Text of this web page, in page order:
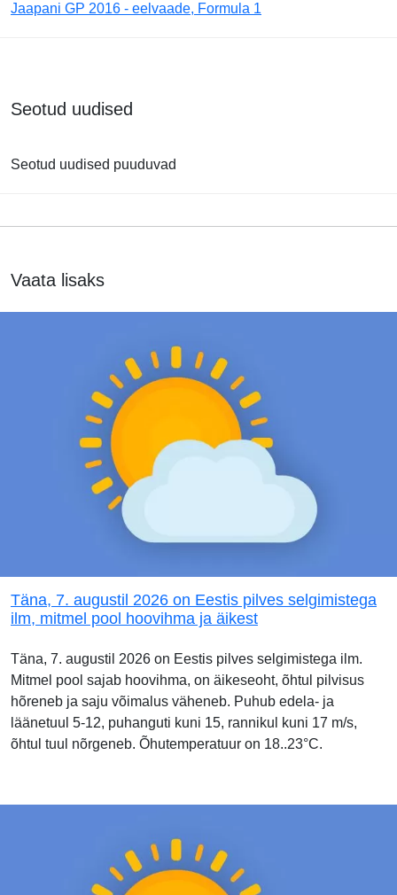
Jaapani GP 2016 - eelvaade, Formula 1
Seotud uudised
Seotud uudised puuduvad
Vaata lisaks
Täna, 7. augustil 2026 on Eestis pilves selgimistega
ilm, mitmel pool hoovihma ja äikest
Täna, 7. augustil 2026 on Eestis pilves selgimistega ilm.
Mitmel pool sajab hoovihma, on äikeseoht, õhtul pilvisus
hõreneb ja saju võimalus väheneb. Puhub edela- ja
läänetuul 5-12, puhanguti kuni 15, rannikul kuni 17 m/s,
õhtul tuul nõrgeneb. Õhutemperatuur on 18..23°C.